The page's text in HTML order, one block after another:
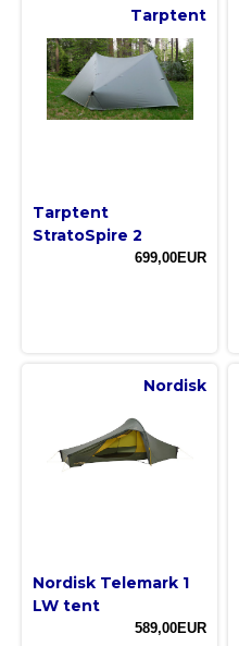
Tarptent
Tarptent
StratoSpire 2
699,00EUR
Nordisk
Nordisk Telemark 1
LW tent
589,00EUR